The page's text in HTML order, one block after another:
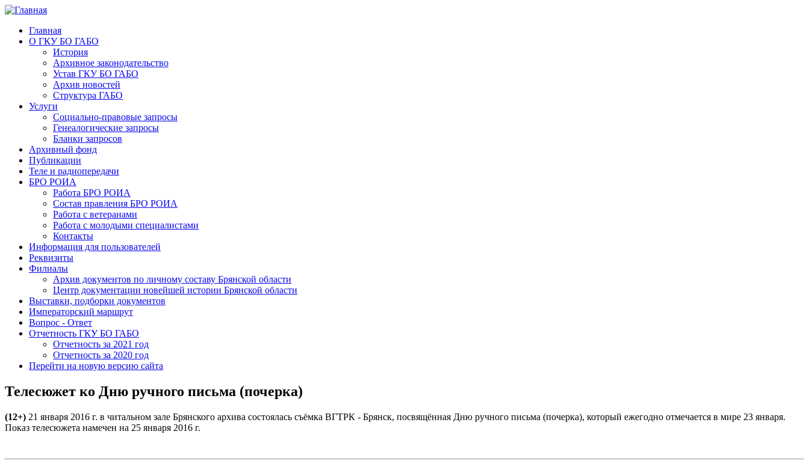
Главная
О ГКУ БО ГАБО
История
Архивное законодательство
Устав ГКУ БО ГАБО
Архив новостей
Структура ГАБО
Услуги
Социально-правовые запросы
Генеалогические запросы
Бланки запросов
Архивный фонд
Публикации
Теле и радиопередачи
БРО РОИА
Работа БРО РОИА
Состав правления БРО РОИА
Работа с ветеранами
Работа с молодыми специалистами
Контакты
Информация для пользователей
Реквизиты
Филиалы
Архив документов по личному составу Брянской области
Центр документации новейшей истории Брянской области
Выставки, подборки документов
Императорский маршрут
Вопрос - Ответ
Отчетность ГКУ БО ГАБО
Отчетность за 2021 год
Отчетность за 2020 год
Перейти на новую версию сайта
Телесюжет ко Дню ручного письма (почерка)
(12+) 21 января 2016 г. в читальном зале Брянского архива состоялась съёмка ВГТРК - Брянск, посвящённая Дню ручного письма (почерка), который ежегодно отмечается в мире 23 января.
Показ телесюжета намечен на 25 января 2016 г.